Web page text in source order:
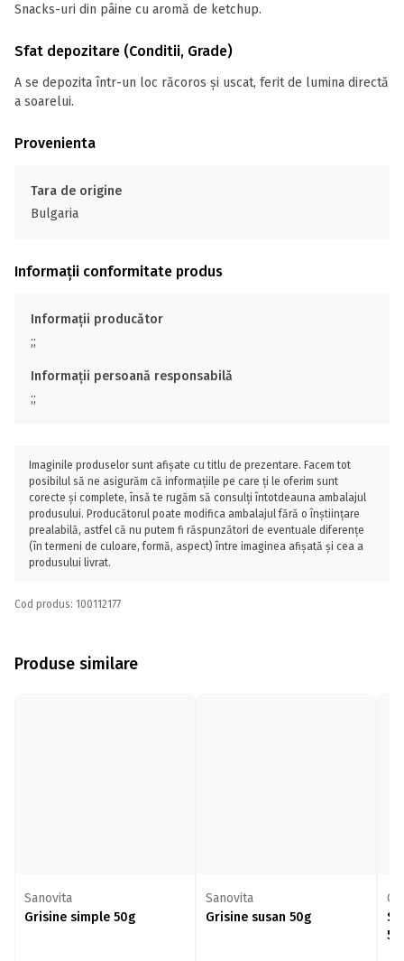
Snacks-uri din pâine cu aromă de ketchup.
Sfat depozitare (Conditii, Grade)
A se depozita într-un loc răcoros și uscat, ferit de lumina directă
a soarelui.
Provenienta
Tara de origine
Bulgaria
Informații conformitate produs
Informații producător
;;
Informații persoană responsabilă
;;
Imaginile produselor sunt afișate cu titlu de prezentare. Facem tot
posibilul să ne asigurăm că informațiile pe care ți le oferim sunt
corecte și complete, însă te rugăm să consulți întotdeauna ambalajul
produsului. Producătorul poate modifica ambalajul fără o înștiințare
prealabilă, astfel că nu putem fi răspunzători de eventuale diferențe
(în termeni de culoare, formă, aspect) între imaginea afișată și cea a
produsului livrat.
Cod produs: 100112177
Produse similare
Sanovita
Grisine simple 50g
Sanovita
Grisine susan 50g